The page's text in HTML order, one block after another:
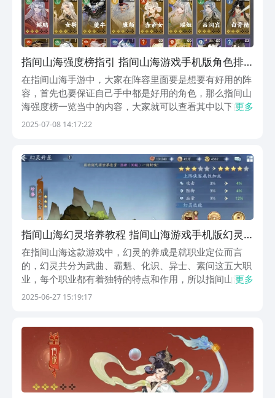
指间山海强度榜指引 指间山海游戏手机版角色排
行推荐
在指间山海手游中，大家在阵容里面要是想要有好用的阵
容，首先也要保证自己手中都是好用的角色，那么指间山
海强度榜一览当中的内容，大家就可以查看其中以下的介
绍，如果本期小编带来的介绍当中大家可以找到自己想要
更多
2025-07-08 14:17:22
指间山海幻灵培养教程 指间山海游戏手机版幻灵
怎么培养
在指间山海这款游戏中，幻灵的养成是就职业定位而言
的，幻灵共分为武曲、霸魁、化识、异士、素问这五大职
业，每个职业都有着独特的特点和作用，所以指间山海幻
灵培养攻略大家要先从不同的职业定位来查看，因为后期
游戏...
更多
2025-06-27 15:19:17